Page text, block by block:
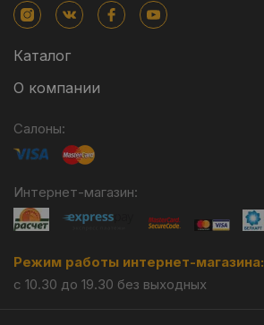
Каталог
О компании
Салоны:
Интернет-магазин:
Режим работы интернет-магазина:
с 10.30 до 19.30 без выходных